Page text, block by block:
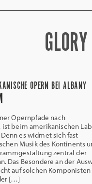
OPERN BEI ALBANY
Opernpfade nach
beim amerikanischen
es widmet sich fast
Musik des Kontinents
zentral der
Das Besondere an der
auf solchen
[…]